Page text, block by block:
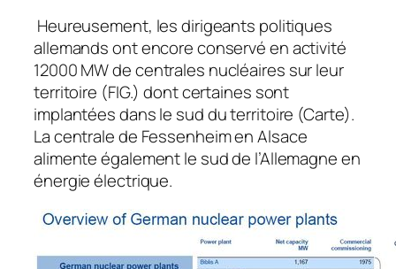
Heureusement, les dirigeants politiques
allemands ont encore conservé en activité
12000 MW de centrales nucléaires sur leur
territoire (FIG.) dont certaines sont
implantées dans le sud du territoire (Carte).
La centrale de Fessenheim en Alsace
alimente également le sud de l’Allemagne en
énergie électrique.